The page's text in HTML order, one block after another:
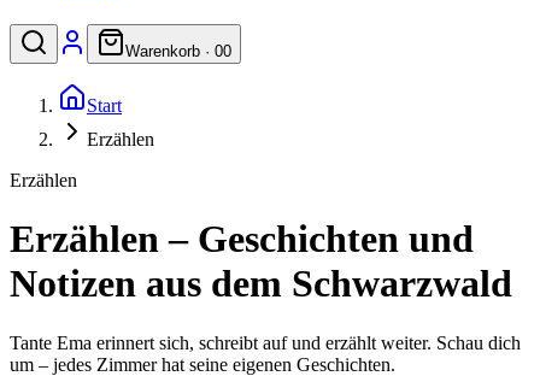
Warenkorb · 00
Start
Erzählen
Erzählen
Erzählen – Geschichten und
Notizen aus dem Schwarzwald
Tante Ema erinnert sich, schreibt auf und erzählt weiter. Schau dich
um – jedes Zimmer hat seine eigenen Geschichten.